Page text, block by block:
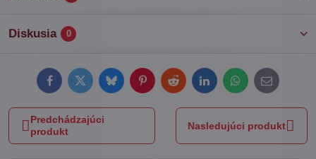
Diskusia 0
FacebookTwitterBlueskyPinterestRedditLinkedInWhatsApp
E-
mail
Predchádzajúci
produkt
Nasledujúci produkt